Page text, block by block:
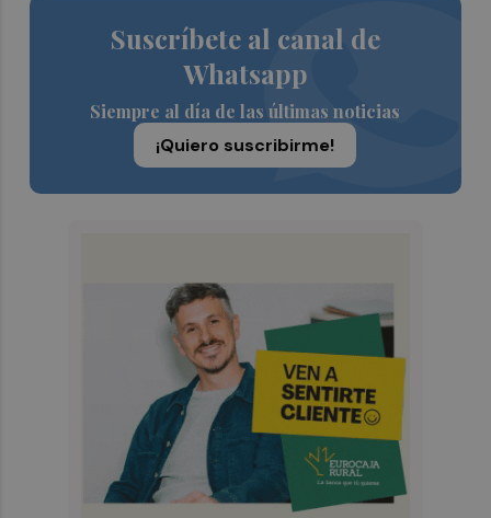
Suscríbete al canal de
Whatsapp
Siempre al día de las últimas noticias
¡Quiero suscribirme!